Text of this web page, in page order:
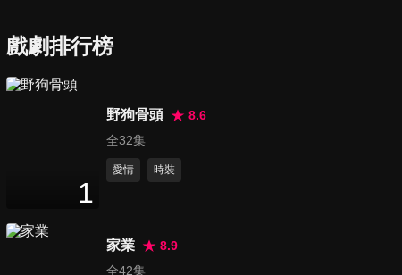
第9集
戲劇排行榜
1
野狗骨頭
8.6
全32集
愛情 時裝
家業
8.9
全42集